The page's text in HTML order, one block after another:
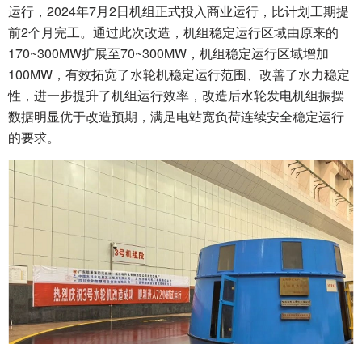
运行，2024年7月2日机组正式投入商业运行，比计划工期提
前2个月完工。通过此次改造，机组稳定运行区域由原来的
170~300MW扩展至70~300MW，机组稳定运行区域增加
100MW，有效拓宽了水轮机稳定运行范围、改善了水力稳定
性，进一步提升了机组运行效率，改造后水轮发电机组振摆
数据明显优于改造预期，满足电站宽负荷连续安全稳定运行
的要求。